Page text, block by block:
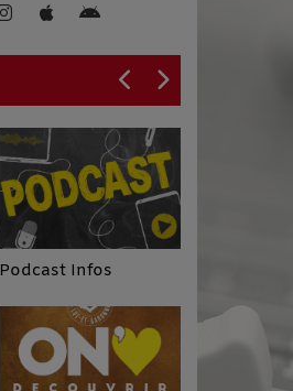
Podcast Infos